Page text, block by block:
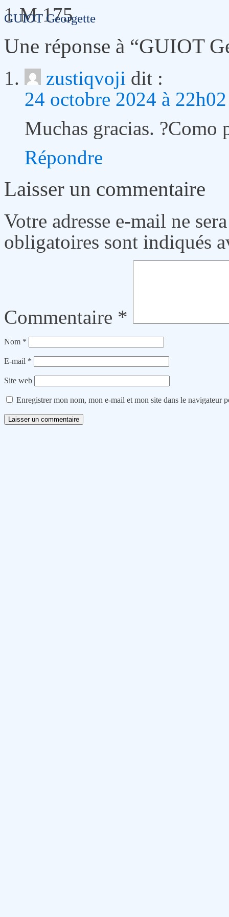
GUIOT Georgette
1 M 175
Une réponse à “GUIOT
zustiqvoji dit :
24 octobre 2024 à 22h02
Muchas gracias. ?Como
Répondre
Laisser un commentaire
Votre adresse e-mail ne
obligatoires sont indiqués
Commentaire *
Nom *
E-mail *
Site web
Enregistrer mon nom, mon e-mail et mon site dans le navigateur